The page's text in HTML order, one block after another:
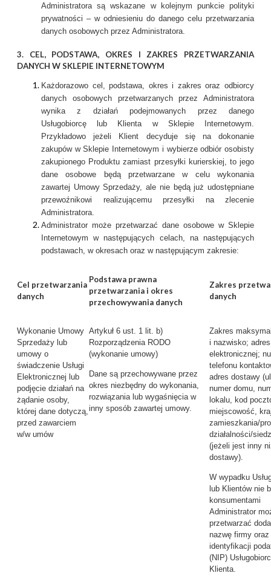
Administratora są wskazane w kolejnym punkcie polityki
prywatności – w odniesieniu do danego celu przetwarzania
danych osobowych przez Administratora.
3. CEL, PODSTAWA, OKRES I ZAKRES PRZETWARZANIA
DANYCH W SKLEPIE INTERNETOWYM
Każdorazowo cel, podstawa, okres i zakres oraz odbiorcy
danych osobowych przetwarzanych przez Administratora
wynika z działań podejmowanych przez danego
Usługobiorcę lub Klienta w Sklepie Internetowym.
Przykładowo jeżeli Klient decyduje się na dokonanie
zakupów w Sklepie Internetowym i wybierze odbiór osobisty
zakupionego Produktu zamiast przesyłki kurierskiej, to jego
dane osobowe będą przetwarzane w celu wykonania
zawartej Umowy Sprzedaży, ale nie będą już udostępniane
przewoźnikowi realizującemu przesyłki na zlecenie
Administratora.
Administrator może przetwarzać dane osobowe w Sklepie
Internetowym w następujących celach, na następujących
podstawach, w okresach oraz w następującym zakresie:
Cel przetwarzania
danych
Podstawa prawna
przetwarzania i okres
przechowywania danych
Zakres
danych
Wykonanie Umowy
Sprzedaży lub
umowy o
świadczenie Usługi
Elektronicznej lub
podjęcie działań na
żądanie osoby,
której dane dotyczą,
przed zawarciem
w/w umów
Artykuł 6 ust. 1 lit. b)
Rozporządzenia RODO
(wykonanie umowy)
Dane są przechowywane przez
okres niezbędny do wykonania,
rozwiązania lub wygaśnięcia w
inny sposób zawartej umowy.
Zakres
i nazwisko;
elektronicznej;
telefonu
adres dostawy
numer domu,
lokalu, kod
miejscowość,
zamieszkania/
działalności/
(jeżeli jest inny
dostawy).
W wypadku
lub Klientów nie
konsumentami
Administrator
przetwarzać
nazwę firmy oraz
identyfikacji
(NIP)
Klienta.